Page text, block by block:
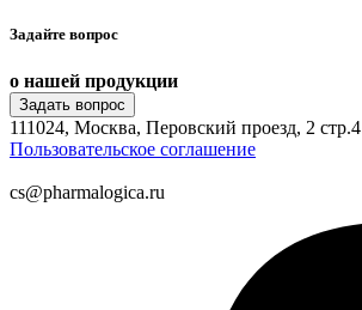
Задайте вопрос
о нашей продукции
Задать вопрос
111024, Москва, Перовский проезд, 2 стр.4
Пользовательское соглашение
cs@pharmalogica.ru